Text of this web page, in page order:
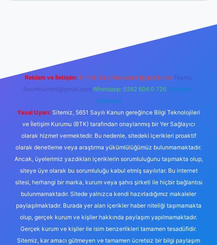
Reklam ve İletişim: E-mail: backlinkpaneli@gmail.com Teams:
forumhizmeti@gmail.com Whatsapp: 0262 606 0 726 Telegram:
@karabul
Yasal Uyarı: Sitemiz, 5651 Sayılı Kanun gereğince Bilgi Teknolojileri
ve İletişim Kurumu (BTK) tarafından onaylanmış bir Yer Sağlayıcı
olarak hizmet vermektedir. Bu nedenle, sitedeki içerikleri proaktif
olarak denetleme veya araştırma yükümlülüğümüz bulunmamaktadır.
Ancak, üyelerimiz yazdıkları içeriklerin sorumluluğunu taşımakta olup,
siteye üye olarak bu sorumluluğu kabul etmiş sayılırlar. Bu internet
sitesi, herhangi bir marka, kurum veya şahıs şirketi ile hiçbir bağlantısı
bulunmamaktadır. Sitede yalnızca kendi hazırladığımız makaleler
paylaşılmaktadır. Burada yer alan içerikler haber niteliği taşımamakta
olup, gerçek kurum ve kişiler hakkında paylaşım yapılmamaktadır.
Gerçek kurum ve kişiler ile isim benzerlikleri tamamen tesadüfidir.
Sitemiz, kar amacı gütmeyen ve tamamen ücretsiz bir bilgi paylaşım